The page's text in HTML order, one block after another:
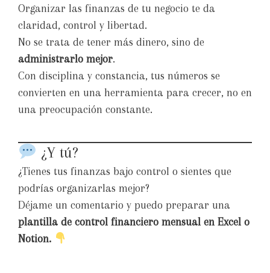
Organizar las finanzas de tu negocio te da
claridad, control y libertad.
No se trata de tener más dinero, sino de
administrarlo mejor.
Con disciplina y constancia, tus números se
convierten en una herramienta para crecer, no en
una preocupación constante.
¿Y tú?
¿Tienes tus finanzas bajo control o sientes que
podrías organizarlas mejor?
Déjame un comentario y puedo preparar una
plantilla de control financiero mensual en Excel o
Notion.